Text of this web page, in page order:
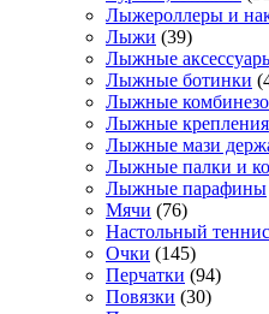
Лыжероллеры и
Лыжи (39)
Лыжные
Лыжные ботинки
Лыжные
Лыжные крепления
Лыжные мази
Лыжные палки и
Лыжные парафины
Мячи (76)
Настольный теннис
Очки (145)
Перчатки (94)
Повязки (30)